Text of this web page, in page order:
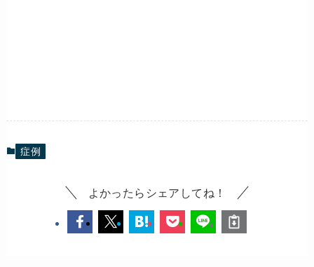
症例
よかったらシェアしてね！